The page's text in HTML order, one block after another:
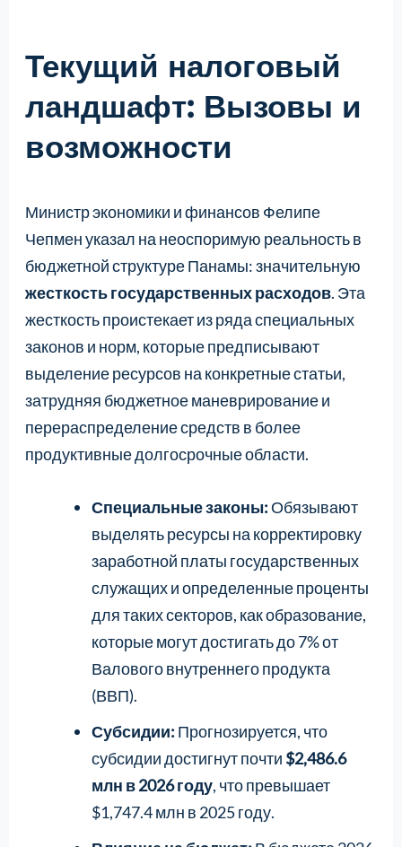
Текущий налоговый
ландшафт: Вызовы и
возможности
Министр экономики и финансов Фелипе
Чепмен указал на неоспоримую реальность в
бюджетной структуре Панамы: значительную
жесткость государственных расходов. Эта
жесткость проистекает из ряда специальных
законов и норм, которые предписывают
выделение ресурсов на конкретные статьи,
затрудняя бюджетное маневрирование и
перераспределение средств в более
продуктивные долгосрочные области.
Специальные законы:Обязывают
выделять ресурсы на корректировку
заработной платы государственных
служащих и определенные проценты
для таких секторов, как образование,
которые могут достигать до 7% от
Валового внутреннего продукта
(ВВП).
Субсидии: Прогнозируется, что
субсидии достигнут почти $2,486.6
млн в 2026 году, что превышает
$1,747.4 млн в 2025 году.